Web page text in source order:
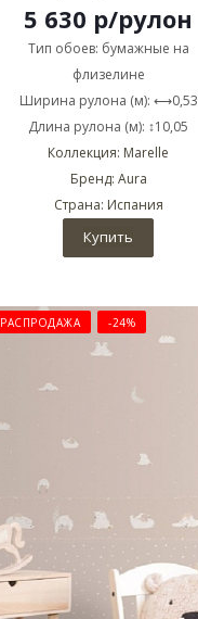
5 630 р/рулон
Тип обоев: бумажные на
флизелине
Ширина рулона (м): ⟷0,53
Длина рулона (м): ↕10,05
Коллекция: Marelle
Бренд: Aura
Страна: Испания
Купить
РАСПРОДАЖА -24%